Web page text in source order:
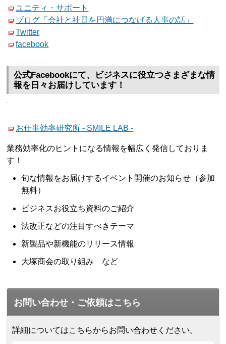
ユニティ・サポート
ブログ「会社と社員を円満につなげる人事の話」
Twitter
facebook
公式Facebookにて、ビジネスに役立つさまざまな情
報を日々お届けしています！
お仕事効率研究所 - SMILE LAB -
業務効率化のヒントになる情報を幅広く発信しておりま
す！
旬な情報をお届けするイベント開催のお知らせ（参加
無料）
ビジネスお役立ち資料のご紹介
法改正などの注目すべきテーマ
新製品や新機能のリリース情報
大塚商会の取り組み など
お問い合わせ・ご依頼はこちら
詳細についてはこちらからお問い合わせください。